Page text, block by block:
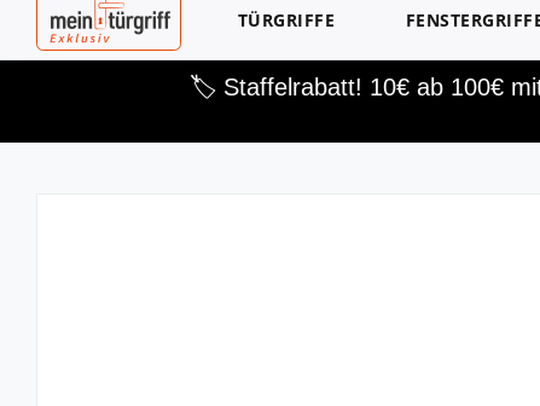
MEINTÜRGRIF
F EXKLUSIV
TÜRGRIFFE
🏷️ Staffelrabatt! 10€ ab 100€